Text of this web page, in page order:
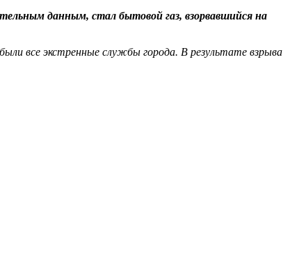
данным, стал бытовой газ, взорвавшийся на
все экстренные службы города. В результате взрыва